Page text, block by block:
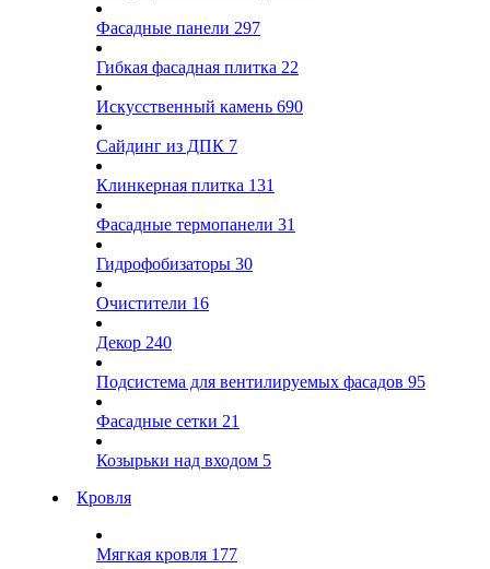
Фасадные панели 297
Гибкая фасадная плитка 22
Искусственный камень 690
Сайдинг из ДПК 7
Клинкерная плитка 131
Фасадные термопанели 31
Гидрофобизаторы 30
Очистители 16
Декор 240
Подсистема для вентилируемых фасадов 95
Фасадные сетки 21
Козырьки над входом 5
Кровля
Мягкая кровля 177